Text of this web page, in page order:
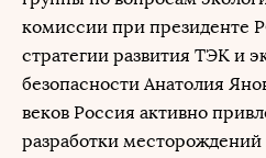
комиссии при президенте
стратегии развития ТЭК и
безопасности Анатолия
веков Россия активно
разработки